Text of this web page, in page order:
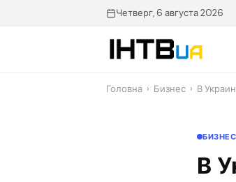
Четверг, 6 августа 2026
Головна › Бизнес › В
БИЗНЕС
В